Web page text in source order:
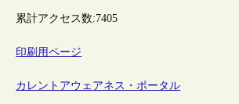
累計アクセス数:7405
印刷用ページ
カレントアウェアネス・ポータル